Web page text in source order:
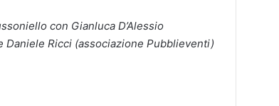
con Gianluca D’Alessio
Daniele Ricci (associazione Pubblieventi)